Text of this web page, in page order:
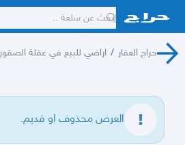
حراج العقار / اراضي للبيع في عقلة الصقور
العرض محذوف او قديم.